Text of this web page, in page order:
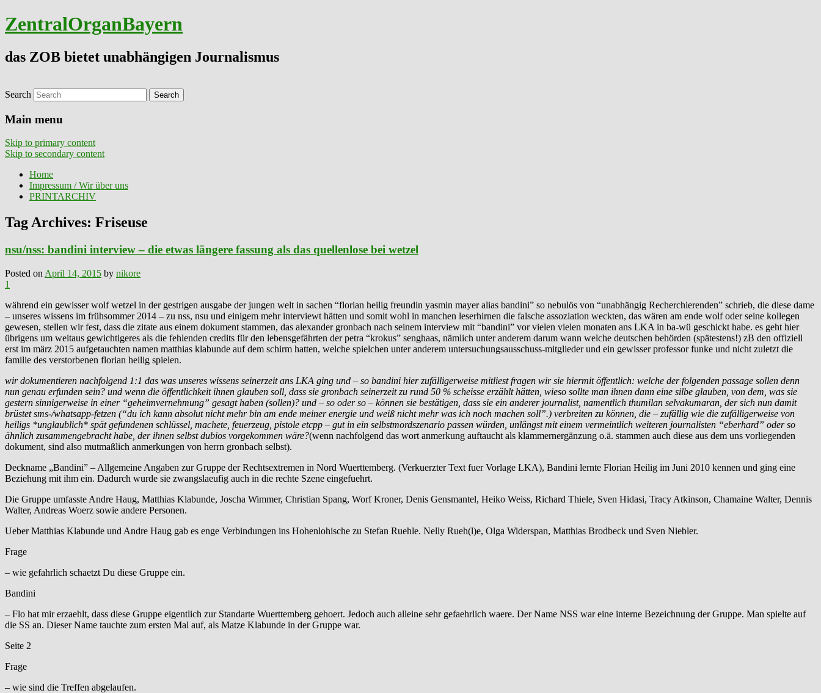
ZentralOrganBayern
das ZOB bietet unabhängigen Journalismus
Search
Main menu
Skip to primary content
Skip to secondary content
Home
Impressum / Wir über uns
PRINTARCHIV
Tag Archives: Friseuse
nsu/nss: bandini interview – die etwas längere fassung als das quellenlose bei wetzel
Posted on April 14, 2015 by nikore
1
während ein gewisser wolf wetzel in der gestrigen ausgabe der jungen welt in sachen “florian heilig freundin yasmin mayer alias bandini” so nebulös von “unabhängig Recherchierenden” schrieb, die diese dame
– unseres wissens im frühsommer 2014 – zu nss, nsu und einigem mehr interviewt hätten und somit wohl in manchen leserhirnen die falsche assoziation weckten, das wären am ende wolf oder seine kollegen
gewesen, stellen wir fest, dass die zitate aus einem dokument stammen, das alexander gronbach nach seinem interview mit “bandini” vor vielen vielen monaten ans LKA in ba-wü geschickt habe. es geht hier
übrigens um weitaus gewichtigeres als die fehlenden credits für den lebensgefährten der petra “krokus” senghaas, nämlich unter anderem darum wann welche deutschen behörden (spätestens!) zB den offiziell
erst im märz 2015 aufgetauchten namen matthias klabunde auf dem schirm hatten, welche spielchen unter anderem untersuchungsausschuss-mitglieder und ein gewisser professor funke und nicht zuletzt die
familie des verstorbenen florian heilig spielen.
wir dokumentieren nachfolgend 1:1 das was unseres wissens seinerzeit ans LKA ging und – so bandini hier zufälligerweise mitliest fragen wir sie hiermit öffentlich: welche der folgenden passage sollen denn
nun genau erfunden sein? und wenn die öffentlichkeit ihnen glauben soll, dass sie gronbach seinerzeit zu rund 50 % scheisse erzählt hätten, wieso sollte man ihnen dann eine silbe glauben, von dem, was sie
gestern sinnigerweise in einer “geheimvernehmung” gesagt haben (sollen)? und – so oder so – können sie bestätigen, dass sie ein anderer journalist, namentlich thumilan selvakumaran, der sich nun damit
brüstet sms-/whatsapp-fetzen (“du ich kann absolut nicht mehr bin am ende meiner energie und weiß nicht mehr was ich noch machen soll”.) verbreiten zu können, die – zufällig wie die zufälligerweise von
heiligs *unglaublich* spät gefundenen schlüssel, machete, feuerzeug, pistole etcpp – gut in ein selbstmordszenario passen würden, unlängst mit einem vermeintlich weiteren journalisten “eberhard” oder so
ähnlich zusammengebracht habe, der ihnen selbst dubios vorgekommen wäre?(wenn nachfolgend das wort anmerkung auftaucht als klammernergänzung o.ä. stammen auch diese aus dem uns vorliegenden
dokument, sind also mutmaßlich anmerkungen von herrn gronbach selbst).
Deckname „Bandini” – Allgemeine Angaben zur Gruppe der Rechtsextremen in Nord Wuerttemberg. (Verkuerzter Text fuer Vorlage LKA), Bandini lernte Florian Heilig im Juni 2010 kennen und ging eine
Beziehung mit ihm ein. Dadurch wurde sie zwangslaeufig auch in die rechte Szene eingefuehrt.
Die Gruppe umfasste Andre Haug, Matthias Klabunde, Joscha Wimmer, Christian Spang, Worf Kroner, Denis Gensmantel, Heiko Weiss, Richard Thiele, Sven Hidasi, Tracy Atkinson, Chamaine Walter, Dennis
Walter, Andreas Woerz sowie andere Personen.
Ueber Matthias Klabunde und Andre Haug gab es enge Verbindungen ins Hohenlohische zu Stefan Ruehle. Nelly Rueh(l)e, Olga Widerspan, Matthias Brodbeck und Sven Niebler.
Frage
– wie gefahrlich schaetzt Du diese Gruppe ein.
Bandini
– Flo hat mir erzaehlt, dass diese Gruppe eigentlich zur Standarte Wuerttemberg gehoert. Jedoch auch alleine sehr gefaehrlich waere. Der Name NSS war eine interne Bezeichnung der Gruppe. Man spielte auf
die SS an. Dieser Name tauchte zum ersten Mal auf, als Matze Klabunde in der Gruppe war.
Seite 2
Frage
– wie sind die Treffen abgelaufen.